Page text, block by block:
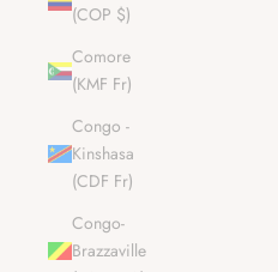
(COP $)
Comore
(KMF Fr)
Congo -
Kinshasa
(CDF Fr)
Congo-
Brazzaville